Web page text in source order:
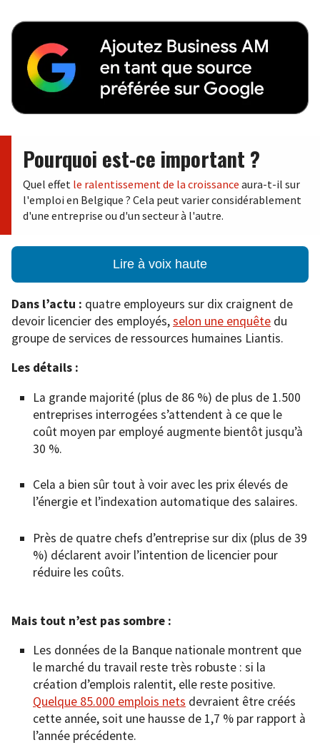
Pourquoi est-ce important ?
Quel effet le ralentissement de la croissance aura-t-il sur
l'emploi en Belgique ? Cela peut varier considérablement
d'une entreprise ou d'un secteur à l'autre.
Lire à voix haute
Dans l’actu : quatre employeurs sur dix craignent de
devoir licencier des employés,selon une enquête du
groupe de services de ressources humaines Liantis.
Les détails :
La grande majorité (plus de 86 %) de plus de 1.500
entreprises interrogées s’attendent à ce que le
coût moyen par employé augmente bientôt jusqu’à
30 %.
Cela a bien sûr tout à voir avec les prix élevés de
l’énergie et l’indexation automatique des salaires.
Près de quatre chefs d’entreprise sur dix (plus de 39
%) déclarent avoir l’intention de licencier pour
réduire les coûts.
Mais tout n’est pas sombre :
Les données de la Banque nationale montrent que
le marché du travail reste très robuste : si la
création d’emplois ralentit, elle reste positive.
Quelque 85.000 emplois nets devraient être créés
cette année, soit une hausse de 1,7 % par rapport à
l’année précédente.